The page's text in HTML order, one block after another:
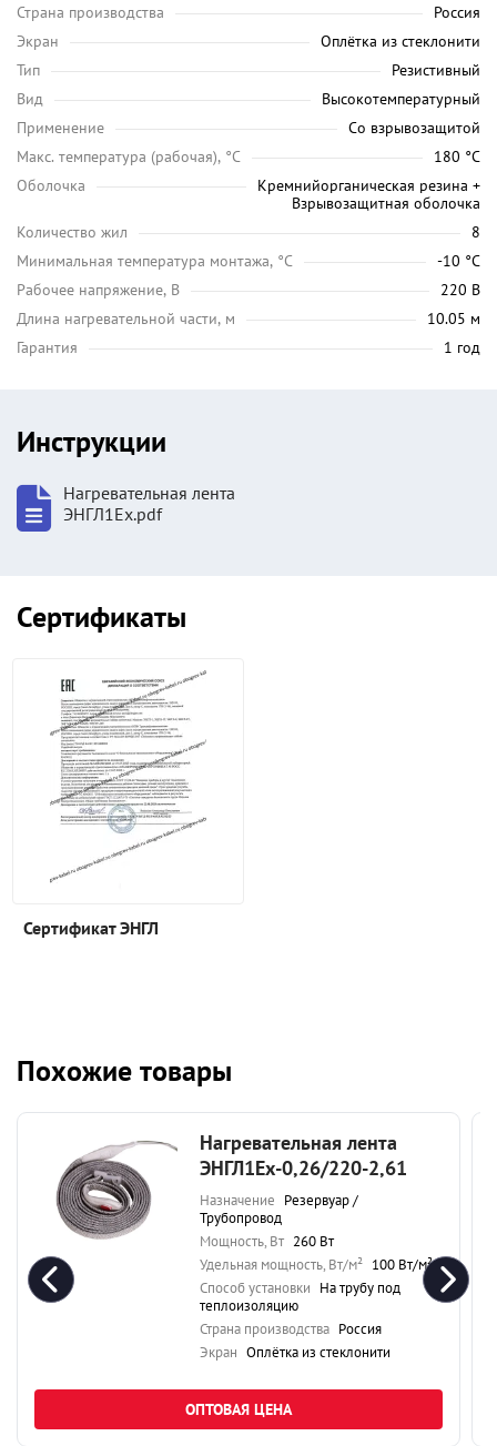
Страна производства
Россия
Экран
Оплётка из стеклонити
Тип
Резистивный
Вид
Высокотемпературный
Применение
Со взрывозащитой
Maкс. температура (рабочая), °C
180 °C
Оболочка
Кремнийорганическая резина +
Взрывозащитная оболочка
Количество жил
8
Минимальная температура монтажа, °C
-10 °C
Рабочее напряжение, В
220 В
Длина нагревательной части, м
10.05 м
Гарантия
1 год
Инструкции
Нагревательная лента
ЭНГЛ1Ех.pdf
Сертификаты
Сертификат ЭНГЛ
Похожие товары
Нагревательная лента
ЭНГЛ1Ех-0,26/220-2,61
Назначение Резервуар /
Трубопровод
Мощность, Вт 260 Вт
Удельная мощность, Вт/м² 100 Вт/м²
Способ установки На трубу под
теплоизоляцию
Страна производства Россия
Экран Оплётка из стеклонити
ОПТОВАЯ ЦЕНА